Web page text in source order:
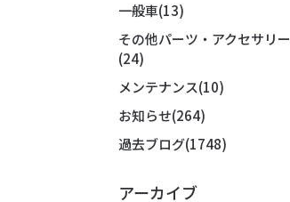
一般車(13)
その他パーツ・アクセサリー
(24)
メンテナンス(10)
お知らせ(264)
過去ブログ(1748)
アーカイブ